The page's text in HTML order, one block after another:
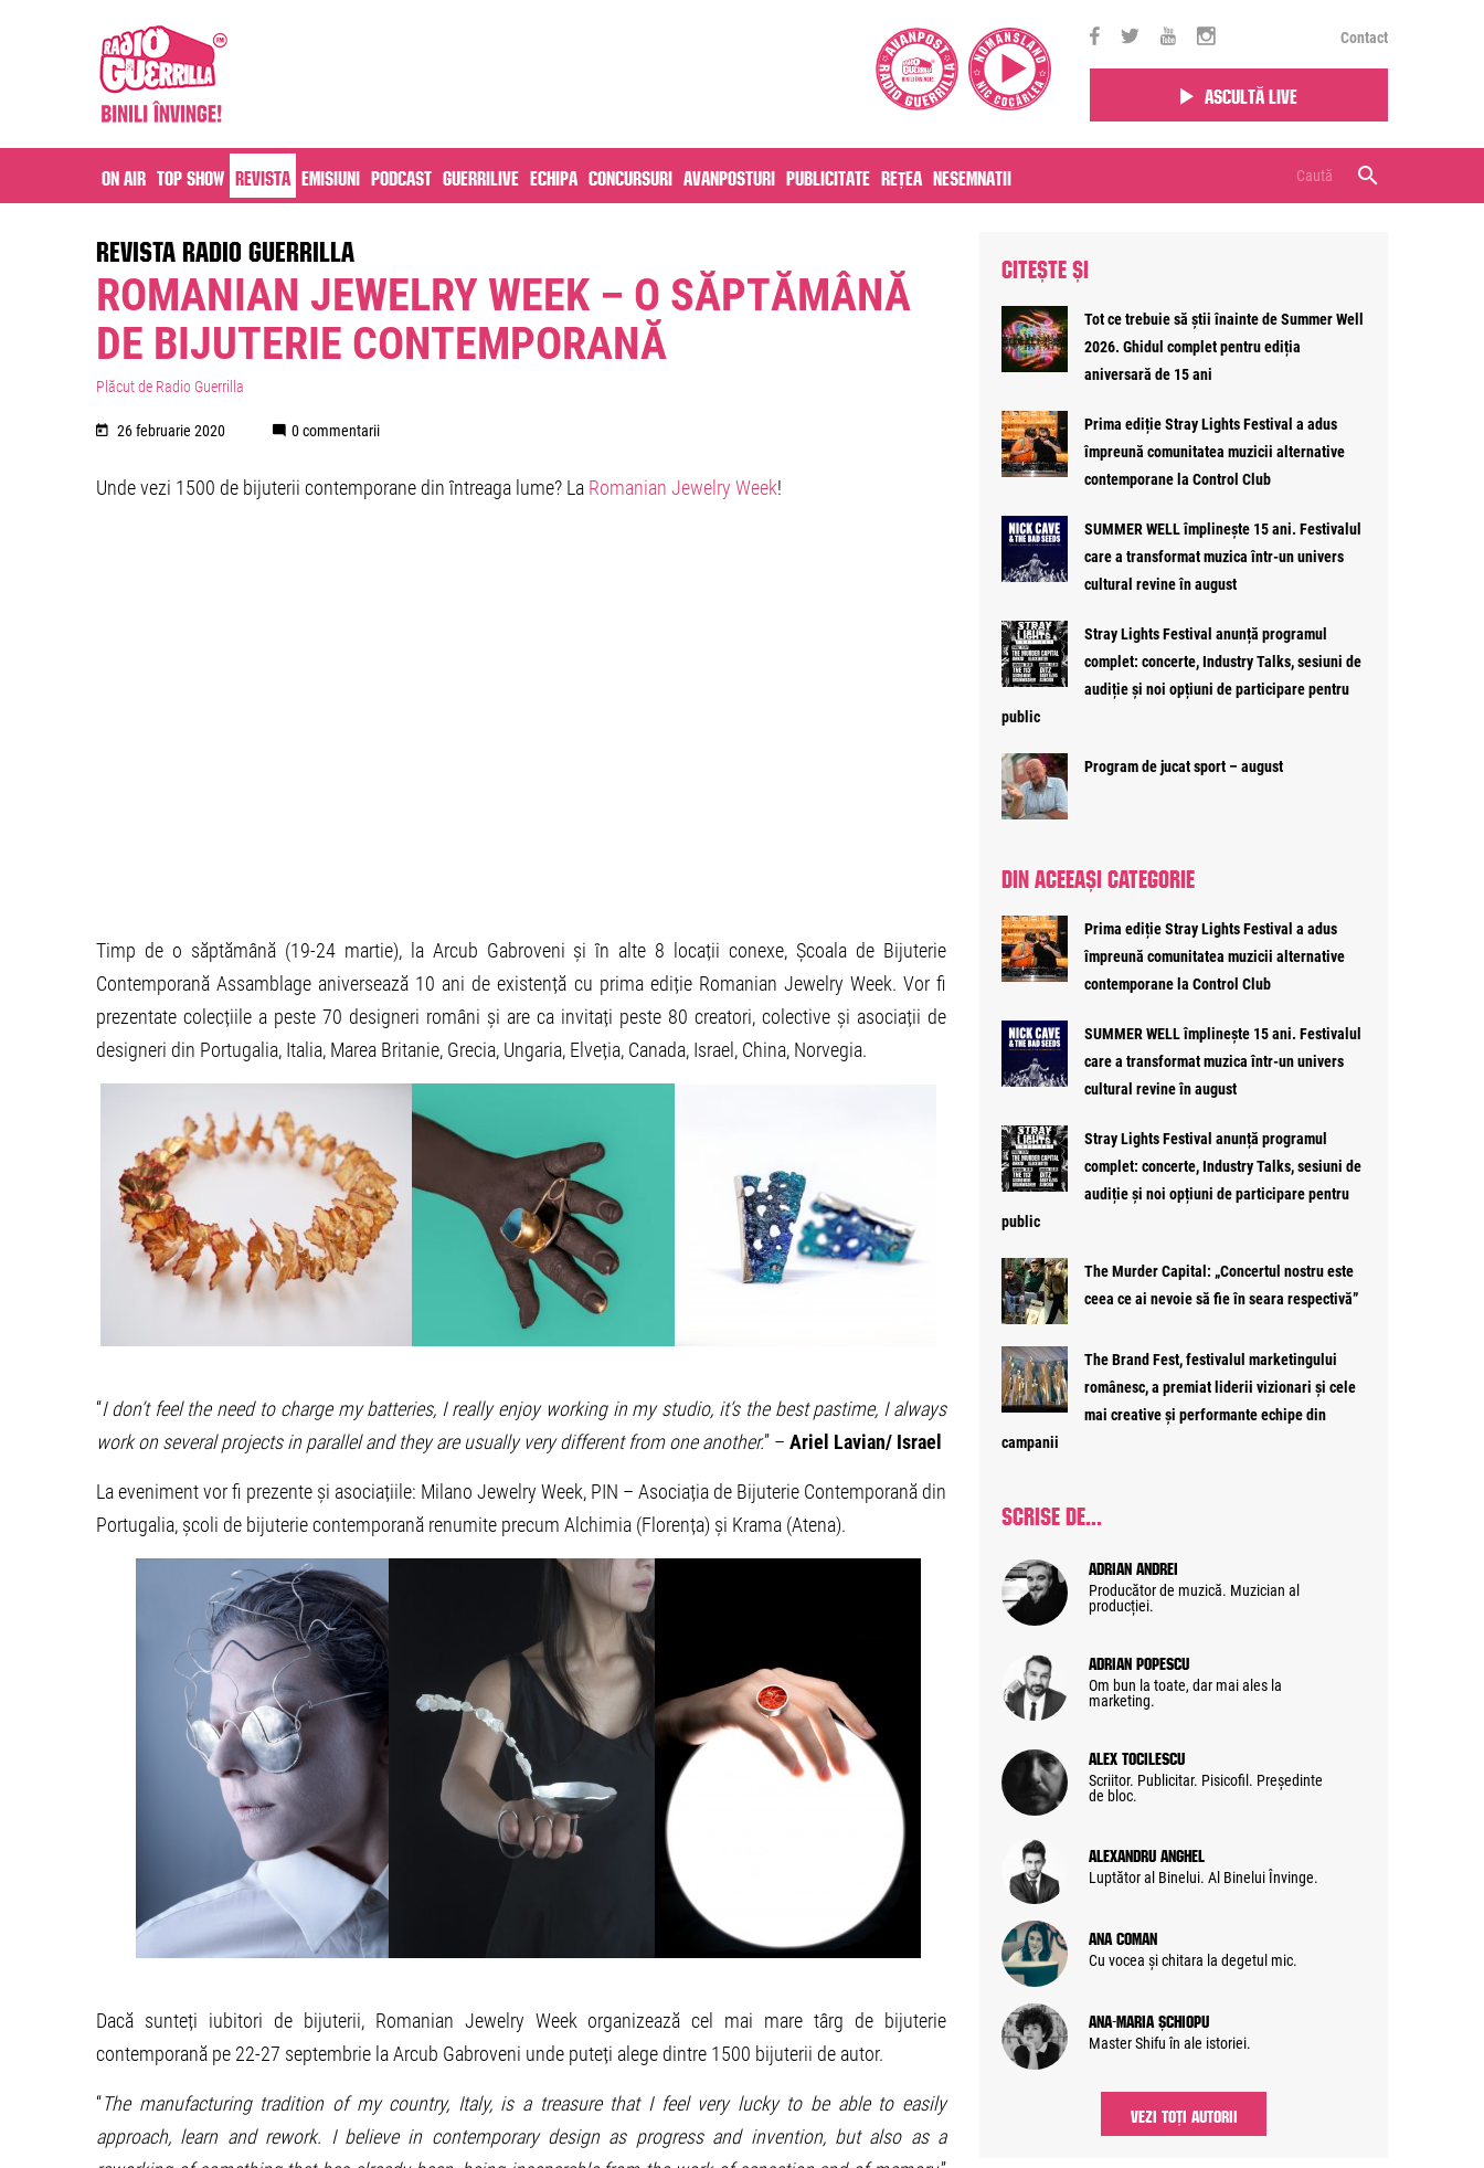
Contact
Ascultă live
On air Top Show Revista Emisiuni Podcast Guerrilive Echipa Concursuri Avanposturi Publicitate Rețea Nesemnatii
REVISTA RADIO GUERRILLA
ROMANIAN JEWELRY WEEK – O SĂPTĂMÂNĂ
DE BIJUTERIE CONTEMPORANĂ
Plăcut de Radio Guerrilla
26 februarie 2020 0 commentarii
Unde vezi 1500 de bijuterii contemporane din întreaga lume? La Romanian Jewelry Week!
Timp de o săptămână (19-24 martie), la Arcub Gabroveni și în alte 8 locații conexe, Școala de Bijuterie
Contemporană Assamblage aniversează 10 ani de existență cu prima ediție Romanian Jewelry Week. Vor fi
prezentate colecțiile a peste 70 designeri români și are ca invitați peste 80 creatori, colective și asociații de
designeri din Portugalia, Italia, Marea Britanie, Grecia, Ungaria, Elveția, Canada, Israel, China, Norvegia.
“I don’t feel the need to charge my batteries, I really enjoy working in my studio, it’s the best pastime, I always
work on several projects in parallel and they are usually very different from one another.” – Ariel Lavian/ Israel
La eveniment vor fi prezente și asociațiile: Milano Jewelry Week, PIN – Asociația de Bijuterie Contemporană din
Portugalia, școli de bijuterie contemporană renumite precum Alchimia (Florența) și Krama (Atena).
Dacă sunteți iubitori de bijuterii, Romanian Jewelry Week organizează cel mai mare târg de bijuterie
contemporană pe 22-27 septembrie la Arcub Gabroveni unde puteți alege dintre 1500 bijuterii de autor.
“The manufacturing tradition of my country, Italy, is a treasure that I feel very lucky to be able to easily
approach, learn and rework. I believe in contemporary design as progress and invention, but also as a
CITEȘTE ȘI
Tot ce trebuie să știi înainte de Summer Well
2026. Ghidul complet pentru ediția
aniversară de 15 ani
Prima ediție Stray Lights Festival a adus
împreună comunitatea muzicii alternative
contemporane la Control Club
SUMMER WELL împlinește 15 ani. Festivalul
care a transformat muzica într-un univers
cultural revine în august
Stray Lights Festival anunță programul
complet: concerte, Industry Talks, sesiuni de
audiție și noi opțiuni de participare pentru
public
Program de jucat sport – august
DIN ACEEAȘI CATEGORIE
Prima ediție Stray Lights Festival a adus
împreună comunitatea muzicii alternative
contemporane la Control Club
SUMMER WELL împlinește 15 ani. Festivalul
care a transformat muzica într-un univers
cultural revine în august
Stray Lights Festival anunță programul
complet: concerte, Industry Talks, sesiuni de
audiție și noi opțiuni de participare pentru
public
The Murder Capital: „Concertul nostru este
ceea ce ai nevoie să fie în seara respectivă”
The Brand Fest, festivalul marketingului
românesc, a premiat liderii vizionari și cele
mai creative și performante echipe din
campanii
SCRISE DE...
Adrian Andrei
Producător de muzică. Muzician al
producției.
Adrian Popescu
Om bun la toate, dar mai ales la
marketing.
Alex Tocilescu
Scriitor. Publicitar. Pisicofil. Președinte
de bloc.
Alexandru Anghel
Luptător al Binelui. Al Binelui Învinge.
Ana Coman
Cu vocea și chitara la degetul mic.
Ana-Maria Șchiopu
Master Shifu în ale istoriei.
VEZI TOȚI AUTORII